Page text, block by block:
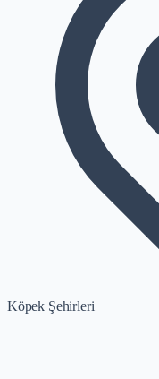
Köpek Şehirleri